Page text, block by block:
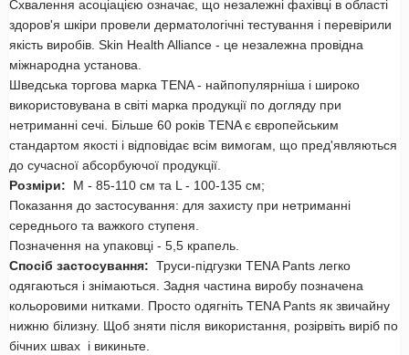
Схвалення асоціацією означає, що незалежні фахівці в області
здоров'я шкіри провели дерматологічні тестування і перевірили
якість виробів. Skin Health Alliance - це незалежна провідна
міжнародна установа.
Шведська торгова марка TENA - найпопулярніша і широко
використовувана в світі марка продукції по догляду при
нетриманні сечі. Більше 60 років TENA є європейським
стандартом якості і відповідає всім вимогам, що пред'являються
до сучасної абсорбуючої продукції.
Розміри: M - 85-110 см та L - 100-135 см;
Показання до застосування: для захисту при нетриманні
середнього та важкого ступеня.
Позначення на упаковці - 5,5 крапель.
Спосіб застосування: Труси-підгузки TENA Pants легко
одягаються і знімаються. Задня частина виробу позначена
кольоровими нитками. Просто одягніть TENA Pants як звичайну
нижню білизну. Щоб зняти після використання, розірвіть виріб по
бічних швах і викиньте.